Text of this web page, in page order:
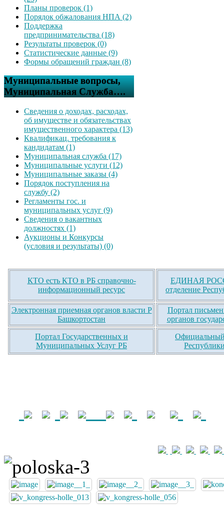
Планы проверок (1)
Порядок обжалования НПА (2)
Поддержка
предпринимательства (18)
Результаты проверок (0)
Статистические данные (9)
Формы обращений граждан (8)
Муниципальные вопросы,
Муниципальная Служба….
Сведения о доходах, расходах,
об имуществе и обязательствах
имущественного характера (13)
Квалификац. требования к
кандидатам (1)
Муниципальная служба (17)
Муниципальные услуги (12)
Муниципальные заказы (4)
Порядок поступления на
службу (2)
Регламенты гос. и
муниципальных услуг (9)
Сведения о вакантных
должностях (1)
Аукционы и Конкурсы
(условия и результаты) (0)
КТО есть КТО в РБ справочно-
информационный ресурс
ЕДИНАЯ
отделение
Электронная приемная органов власти Р
Башкортостан
Портал
органов
Портал Государственных и
Муниципальных Услуг РБ
Официальный